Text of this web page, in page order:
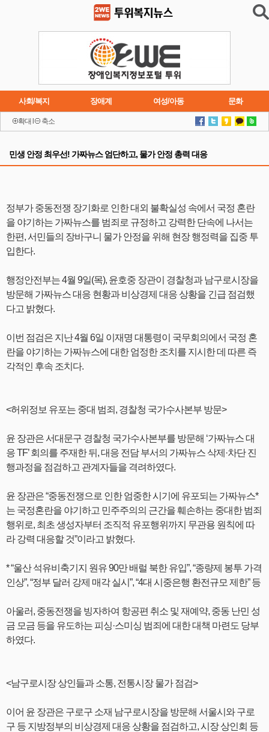
사회/복지 장애계 여성/아동 문화
이슈 연재소설
확대 축소
민생 안정 최우선! 가짜뉴스 엄단하고, 물가 안정 총력 대응
정부가 중동전쟁 장기화로 인한 대외 불확실성 속에서 국정 혼란
을 야기하는 가짜뉴스를 범죄로 규정하고 강력한 단속에 나서는
한편, 서민들의 장바구니 물가 안정을 위해 현장 행정력을 집중 투
입한다.
행정안전부는 4월 9일(목), 윤호중 장관이 경찰청과 남구로시장을
방문해 가짜뉴스 대응 현황과 비상경제 대응 상황을 긴급 점검했
다고 밝혔다.
이번 점검은 지난 4월 6일 이재명 대통령이 국무회의에서 국정 혼
란을 야기하는 가짜뉴스에 대한 엄정한 조치를 지시한 데 따른 즉
각적인 후속 조치다.
<허위정보 유포는 중대 범죄, 경찰청 국가수사본부 방문>
윤 장관은 서대문구 경찰청 국가수사본부를 방문해 ‘가짜뉴스 대
응 TF’ 회의를 주재한 뒤, 대응 전담 부서의 가짜뉴스 삭제·차단 진
행과정을 점검하고 관계자들을 격려하였다.
윤 장관은 “중동전쟁으로 인한 엄중한 시기에 유포되는 가짜뉴스*
는 국정혼란을 야기하고 민주주의의 근간을 훼손하는 중대한 범죄
행위로, 최초 생성자부터 조직적 유포행위까지 무관용 원칙에 따
라 강력 대응할 것”이라고 밝혔다.
* “울산 석유비축기지 원유 90만 배럴 북한 유입”, “종량제 봉투 가격
인상”, “정부 달러 강제 매각 실시”, “4대 시중은행 환전규모 제한” 등
아울러, 중동전쟁을 빙자하여 항공편 취소 및 재예약, 중동 난민 성
금 모금 등을 유도하는 피싱·스미싱 범죄에 대한 대책 마련도 당부
하였다.
<남구로시장 상인들과 소통, 전통시장 물가 점검>
이어 윤 장관은 구로구 소재 남구로시장을 방문해 서울시와 구로
구 등 지방정부의 비상경제 대응 상황을 점검하고, 시장 상인회 등